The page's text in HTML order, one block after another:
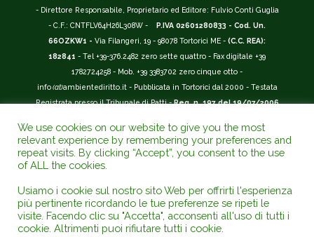
- Direttore Responsabile, Proprietario ed Editore: Fulvio Conti Guglia
- C.F.: CNTFLV64H26L308W -
P.IVA 02601280833 - Cod. Un.
66OZKW1 - Via Filangeri, 19 - 98078 Tortorici ME - (C.C. REA):
182841 - Tel +39-376.2482 zero sette quattro - Fax digitale +39
1782724258 - Mob. +39 3383702 zero cinque otto -
info(at)ambientediritto.it - Pubblicata in Tortorici dal 2000 - Testata
Registrata presso il Tribunale di Patti -Reg. n. 197 del 19/07/2006
__________
La Rivista Giuridica AMBIENTEDIRITTO.IT ISSN 1974-9562
riconosciuta ed inserita nell'Area 12 - (
Universitario e della Ricerca (D.P.R. n.76/2010). Valutazione della Qualità della
Ricerca (
); Autovalutazione, Valutazione periodica, Accreditamento ( AVA
);
Abilitazione Scientifica Nazionale (ASN ). Repertorio del Foro Italiano Abbr.
We use cookies on our website to give you the most
relevant experience by remembering your preferences and
repeat visits. By clicking “Accept”, you consent to the use
of ALL the cookies.
Usiamo i cookie sul nostro sito Web per offrirti l'esperienza
più pertinente ricordando le tue preferenze se ripeti le
visite. Facendo clic su "Accetta", acconsenti all'uso di tutti i
cookie. Altrimenti puoi rifiutare tutti i cookie.